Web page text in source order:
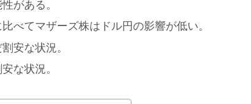
がある。
べてマザーズ株はドル円の影響が低い。
安な状況。
な状況。